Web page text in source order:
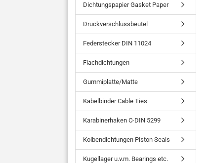
Dichtungspapier Gasket Paper
Druckverschlussbeutel
Federstecker DIN 11024
Flachdichtungen
Gummiplatte/Matte
Kabelbinder Cable Ties
Karabinerhaken C-DIN 5299
Kolbendichtungen Piston Seals
Kugellager u.v.m. Bearings etc.